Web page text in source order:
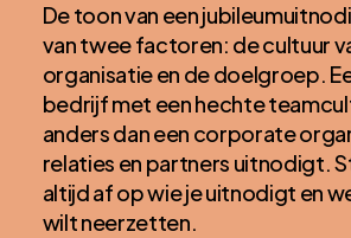
De toon van een
van twee factoren: de cultuur
organisatie en de doelgroep.
bedrijf met een hechte
anders dan een corporate
relaties en partners uitnodigt.
altijd af op wie je uitnodigt en
wilt neerzetten.